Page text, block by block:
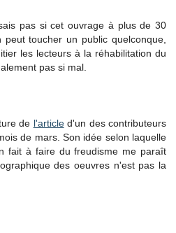
pas si cet ouvrage à plus de 30
toucher un public quelconque,
les lecteurs à la réhabilitation du
pas si mal.
de l'articled'un des contributeurs
de mars. Son idée selon laquelle
fait à faire du freudisme me paraît
des oeuvres n'est pas la